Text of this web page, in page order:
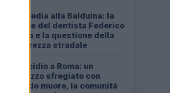
Tragedia alla Balduina: la
morte del dentista Federico
Derla e la questione della
sicurezza stradale
Omicidio a Roma: un
ragazzo sfregiato con
l’acido muore, la comunità